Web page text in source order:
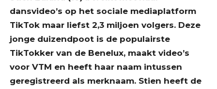
dansvideo’s op het sociale mediaplatform
TikTok maar liefst 2,3 miljoen volgers. Deze
jonge duizendpoot is de populairste
TikTokker van de Benelux, maakt video’s
voor VTM en heeft haar naam intussen
geregistreerd als merknaam. Stien heeft de